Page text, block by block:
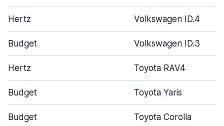
Hertz Volkswagen ID.4
Budget Volkswagen ID.3
Hertz Toyota RAV4
Budget Toyota Yaris
Budget Toyota Corolla